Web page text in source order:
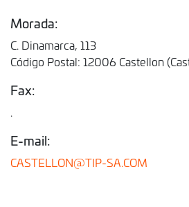
Morada:
C. Dinamarca, 113
Código Postal: 12006 Castellon
Fax:
.
E-mail:
CASTELLON@TIP-SA.COM